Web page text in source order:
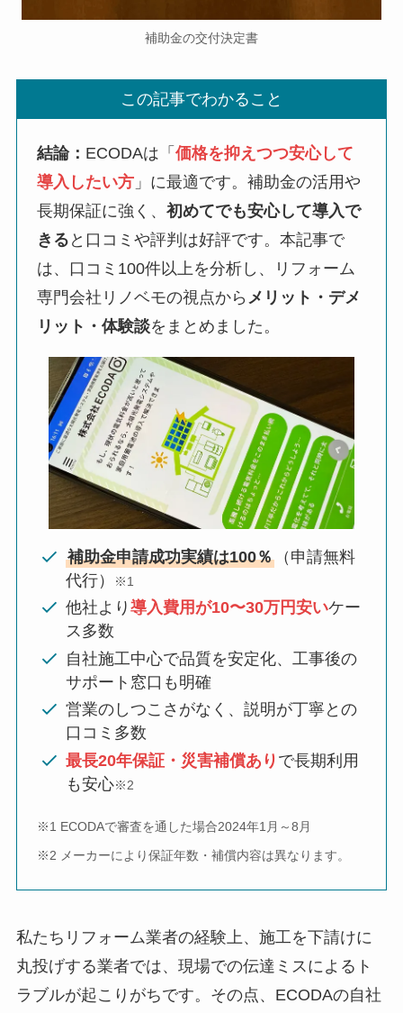
補助金の交付決定書
この記事でわかること
結論： ECODAは「価格を抑えつつ安心して
導入したい方 」に最適です。補助金の活用や
長期保証に強く、初めてでも安心して導入で
きる と口コミや評判は好評です。本記事で
は、口コミ100件以上を分析し、リフォーム
専門会社リノベモの視点から メリット・デメ
リット・体験談をまとめました。
補助金申請成功実績は100％（申請無料
代行）
※1
他社より 導入費用が10〜30万円安いケー
ス多数
自社施工中心で品質を安定化、工事後の
サポート窓口も明確
営業のしつこさがなく、説明が丁寧との
口コミ多数
最長20年保証・災害補償あり で長期利用
も安心※2
※1 ECODAで審査を通した場合2024年1月～8月
※2 メーカーにより保証年数・補償内容は異なります。
私たちリフォーム業者の経験上、施工を下請けに
丸投げする業者では、現場での伝達ミスによるト
ラブルが起こりがちです。その点、ECODAの自社